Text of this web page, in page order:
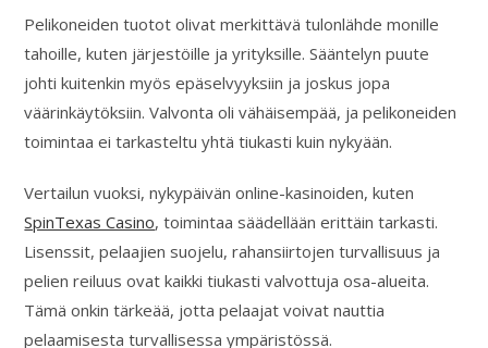
Pelikoneiden tuotot olivat merkittävä tulonlähde monille
tahoille, kuten järjestöille ja yrityksille. Sääntelyn puute
johti kuitenkin myös epäselvyyksiin ja joskus jopa
väärinkäytöksiin. Valvonta oli vähäisempää, ja pelikoneiden
toimintaa ei tarkasteltu yhtä tiukasti kuin nykyään.
Vertailun vuoksi, nykypäivän online-kasinoiden, kuten
SpinTexas Casino, toimintaa säädellään erittäin tarkasti.
Lisenssit, pelaajien suojelu, rahansiirtojen turvallisuus ja
pelien reiluus ovat kaikki tiukasti valvottuja osa-alueita.
Tämä onkin tärkeää, jotta pelaajat voivat nauttia
pelaamisesta turvallisessa ympäristössä.